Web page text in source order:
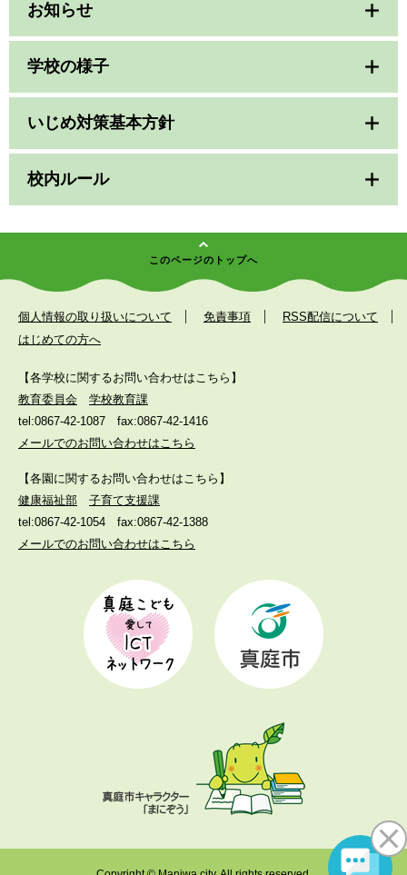
お知らせ
学校の様子
いじめ対策基本方針
校内ルール
このページのトップへ
個人情報の取り扱いについて 免責事項
RSS配信について
はじめての方へ
【各学校に関するお問い合わせはこちら】
教育委員会
学校教育課
tel:0867-42-1087
fax:0867-42-1416
メールでのお問い合わせはこちら
【各園に関するお問い合わせはこちら】
健康福祉部
子育て支援課
tel:0867-42-1054
fax:0867-42-1388
メールでのお問い合わせはこちら